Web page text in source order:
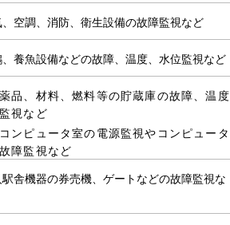
、空調、消防、衛生設備の故障監視など
養魚設備などの故障、温度、水位監視など
薬品、材料、燃料等の貯蔵庫の故障、温度
監視など
コンピュータ室の電源監視やコンピュータ
故障監視など
舎機器の券売機、ゲートなどの故障監視な